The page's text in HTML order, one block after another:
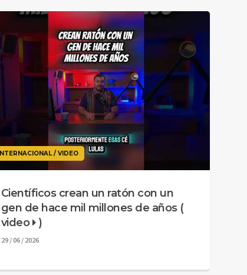
INTERNACIONAL / VIDEO
Científicos crean un ratón con un
gen de hace mil millones de años (
video )
29 / 06 / 2026